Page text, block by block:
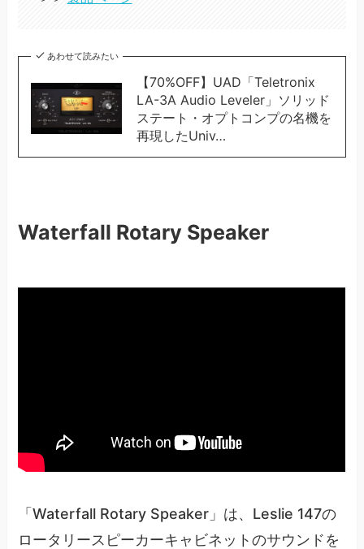
あわせて読みたい
【70%OFF】UAD「Teletronix
LA-3A Audio Leveler」ソリッド
ステート・オプトコンプの名機を
再現したUniv…
Waterfall Rotary Speaker
「Waterfall Rotary Speaker」は、Leslie 147の
ロータリースピーカーキャビネットのサウンドを